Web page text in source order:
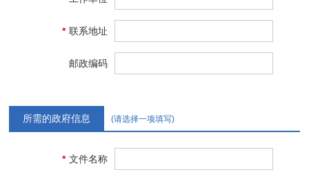
* 联系地址
邮政编码
所需的政府信息 (请选择一项填写)
* 文件名称